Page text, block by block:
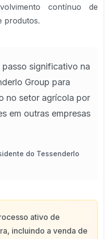
contínuo de
produtos.
significativo na
Group para
no setor agrícola por
em outras empresas
do Tessenderlo
ativo de
incluindo a venda de